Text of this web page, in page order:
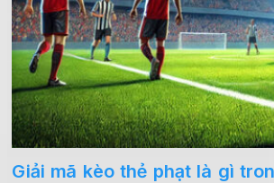
Giải mã kèo thẻ phạt là gì